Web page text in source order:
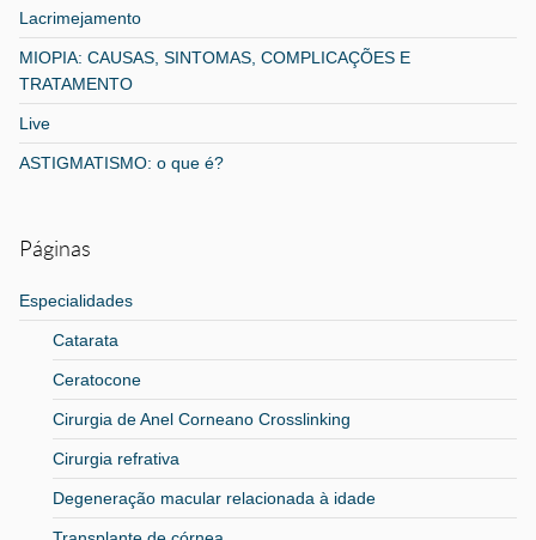
Lacrimejamento
MIOPIA: CAUSAS, SINTOMAS, COMPLICAÇÕES E
TRATAMENTO
Live
ASTIGMATISMO: o que é?
Páginas
Especialidades
Catarata
Ceratocone
Cirurgia de Anel Corneano Crosslinking
Cirurgia refrativa
Degeneração macular relacionada à idade